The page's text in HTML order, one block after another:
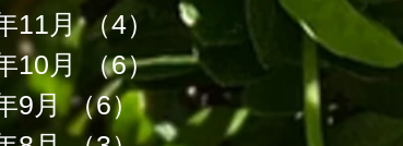
11月 （4）
4件の記事
10月
（6）6件の記事
9月 （6）6件の記事